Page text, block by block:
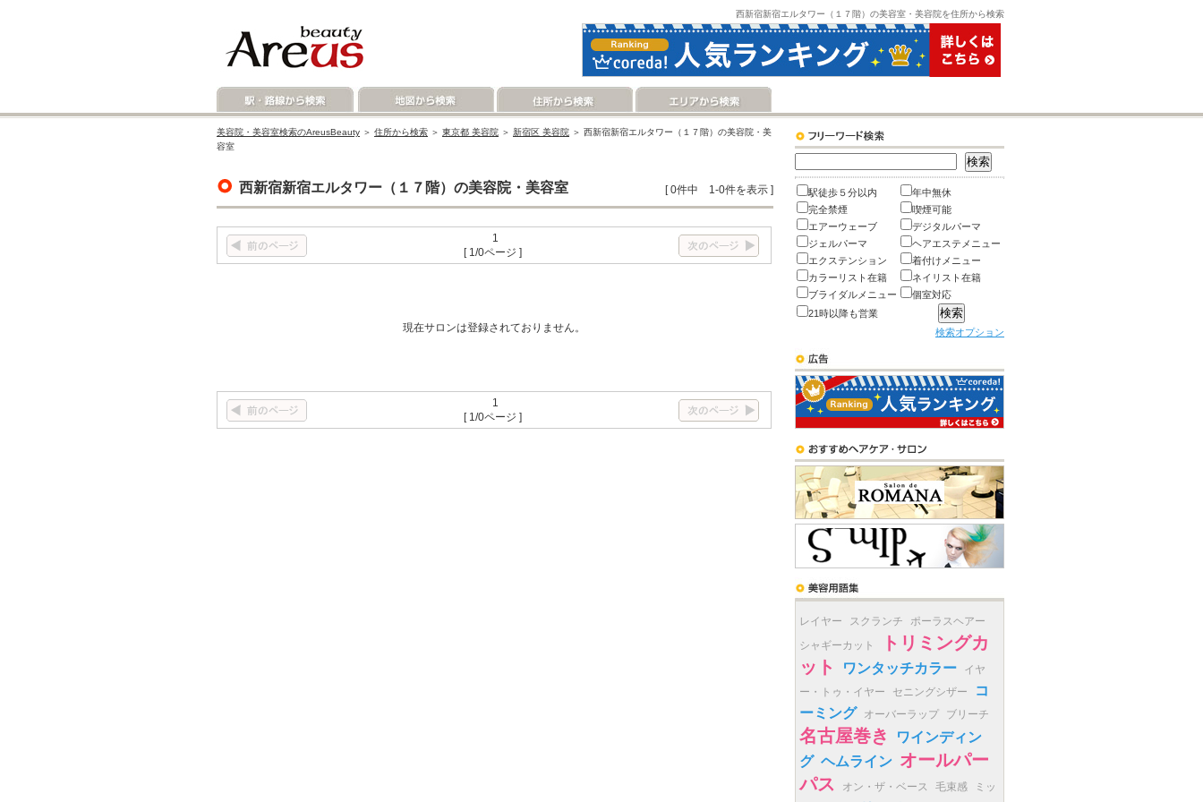
西新宿新宿エルタワー（１７階）の美容室・美容院を住所から検索
美容院・美容室検索のAreusBeauty ＞ 住所から検索 ＞ 東京都 美容院 ＞ 新宿区 美容院 ＞ 西新宿新宿エルタワー（１７階）の美容院・美
容室
西新宿新宿エルタワー（１７階）の美容院・美容室 [ 0件中 1-0件を表示 ]
1
[ 1/0ページ ]
現在サロンは登録されておりません。
1
[ 1/0ページ ]
駅徒歩５分以内
年中無休
完全禁煙
喫煙可能
エアーウェーブ
デジタルパーマ
ジェルパーマ
ヘアエステメニュー
エクステンション
着付けメニュー
カラーリスト在籍
ネイリスト在籍
ブライダルメニュー
個室対応
21時以降も営業
検索オプション
レイヤー スクランチ
ポーラスヘアー
シャギーカット
トリミングカ
ット
ワンタッチカラー
イヤ
ー・トゥ・イヤー
セニングシザー
コ
ーミング
オーバーラップ ブリーチ
名古屋巻き
ワインディン
グ ヘムライン オールパー
パス
オン・ザ・ベース 毛束感 ミッ